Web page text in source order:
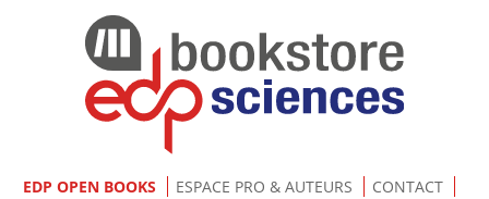
EDP OPEN BOOKS ESPACE PRO & AUTEURS CONTACT